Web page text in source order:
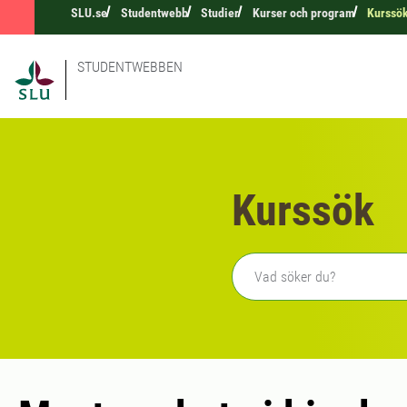
SLU.se Studentwebb Studier Kurser och program
STUDENTWEBBEN
Kurssök
Fritext sökning